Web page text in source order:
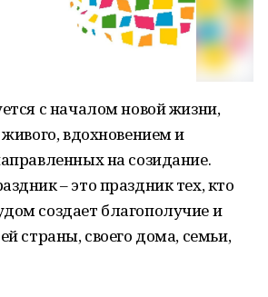
с началом новой жизни,
вдохновением и
на созидание.
– это праздник тех, кто
создает благополучие и
страны, своего дома, семьи,